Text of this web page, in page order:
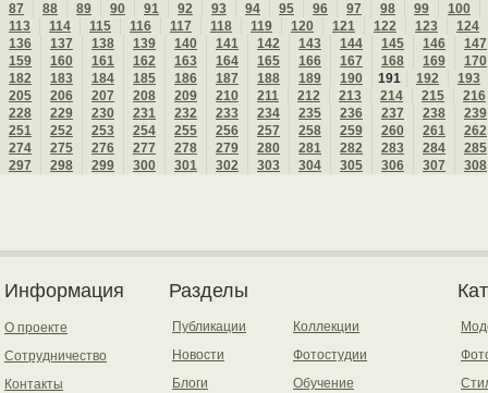
87
88 89 90 91 92 93 94 95 96 97 98 99
100
113
114 115 116 117 118 119 120 121 122 123
124
136
137 138 139 140 141 142 143 144 145 146
147
159
160 161 162 163 164 165 166 167 168 169
170
182
183 184 185 186 187 188 189 190 191 192
193
205
206 207 208 209 210 211 212 213 214 215
216
228
229 230 231 232 233 234 235 236 237 238
239
251
252 253 254 255 256 257 258 259 260 261
262
274
275 276 277 278 279 280 281 282 283 284
285
297
298 299 300 301 302 303 304 305 306 307 308
Информация
О проекте
Сотрудничество
Контакты
Разделы
Публикации
Новости
Блоги
Коллекции
Фотостудии
Обучение